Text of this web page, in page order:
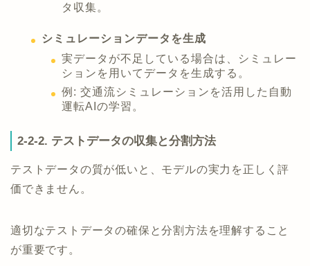
タ収集。
シミュレーションデータを生成
実データが不足している場合は、シミュレー
ションを用いてデータを生成する。
例: 交通流シミュレーションを活用した自動
運転AIの学習。
2-2-2. テストデータの収集と分割方法
テストデータの質が低いと、モデルの実力を正しく評
価できません。
適切なテストデータの確保と分割方法を理解すること
が重要です。